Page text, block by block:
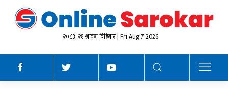
२०८३, २१ श्रावण बिहिबार | Fri Aug 7 2026